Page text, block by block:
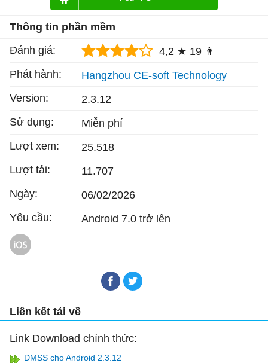
Thông tin phần mềm
Đánh giá:
4,2 ★ 19 👨
Phát hành:
Hangzhou CE-soft Technology
Version:
2.3.12
Sử dụng:
Miễn phí
Lượt xem:
25.518
Lượt tải:
11.707
Ngày:
06/02/2026
Yêu cầu:
Android 7.0 trở lên
Liên kết tải về
Link Download chính thức:
DMSS cho Android 2.3.12